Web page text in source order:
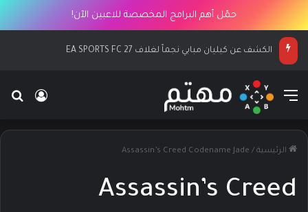
حمّل أهم البرامج المخصصة للاعبين الآن!
الكشف عن كيليان مبابي نجماً لغلاف EA SPORTS FC 27
القائمة
الرئيسية /
Assassin’s Creed Codename Jade
Assassin’s Creed